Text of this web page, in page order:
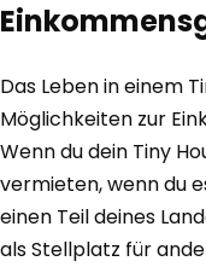
Das Leben in einem
Möglichkeiten zur
Wenn du dein Tiny
vermieten, wenn du
einen Teil deines
als Stellplatz für